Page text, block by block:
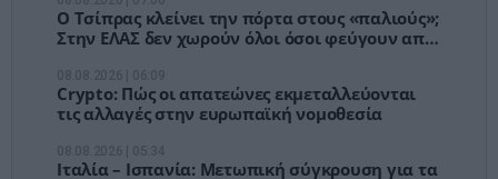
Ο Τσίπρας κλείνει την πόρτα στους «παλιούς»;
Στην ΕΛΑΣ δεν χωρούν όλοι όσοι φεύγουν από
Crypto: Πώς οι απατεώνες εκμεταλλεύονται
τις αλλαγές στην ευρωπαϊκή νομοθεσία
Ιταλία – Ισπανία: Μετωπική σύγκρουση για τα